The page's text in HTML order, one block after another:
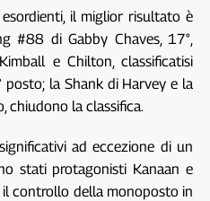
il miglior risultato è
#88 di Gabby Chaves, 17°,
e Chilton, classificatisi
la Shank di Harvey e la
chiudono la classifica.
ad eccezione di un
stati protagonisti Kanaan e
controllo della monoposto in